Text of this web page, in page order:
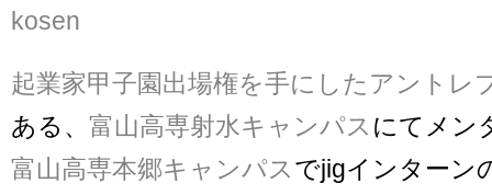
kosen
起業家甲子園出場権を手にしたアントレ
ある、 富山高専射水キャンパス にてメン
富山高専本郷キャンパスでjigインターン